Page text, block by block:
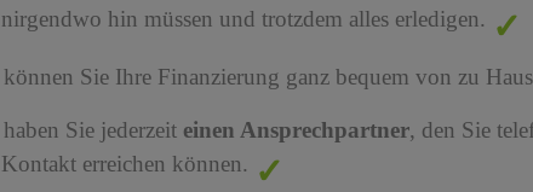
nirgendwo hin müssen und trotzdem alles erledigen.
können Sie Ihre Finanzierung ganz bequem von zu
haben Sie jederzeit einen Ansprechpartner, den Sie
Kontakt erreichen können.